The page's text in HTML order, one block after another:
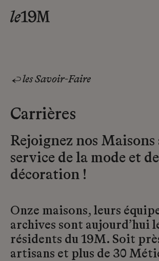
les Savoir-Faire
Carrières
Rejoignez nos Maisons
service de la mode et
décoration !
Onze maisons, leurs
archives sont aujourd’hui
résidents du 19M. Soit
artisans et plus de 30